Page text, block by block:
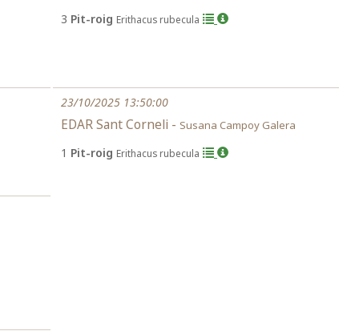
3 Pit-roig Erithacus rubecula
23/10/2025 13:50:00
EDAR Sant Corneli - Susana Campoy Galera
1 Pit-roig Erithacus rubecula